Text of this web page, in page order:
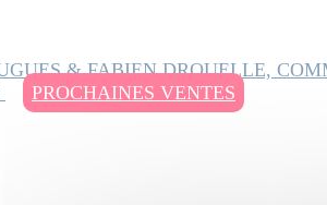
& FABIEN DROUELLE,
PROCHAINES VENTES